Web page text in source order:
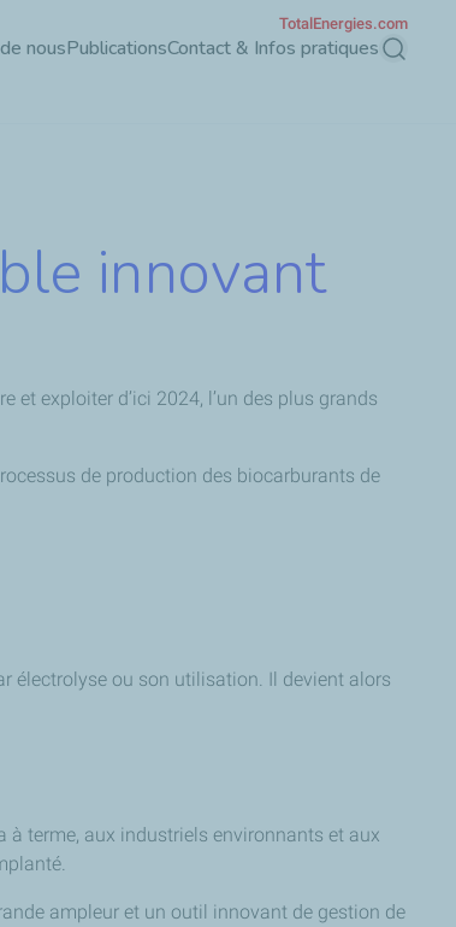
nousPublicationsContact & Infos pratiques
TotalEnergies.com
innovant
et exploiter d’ici 2024, l’un des plus grands
de production des biocarburants de
électrolyse ou son utilisation. Il devient alors
à terme, aux industriels environnants et aux
ampleur et un outil innovant de gestion de